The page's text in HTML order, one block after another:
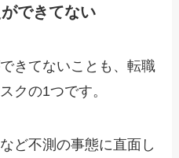
できてない
きてないことも、転職
クの1つです。
ど不測の事態に直面し